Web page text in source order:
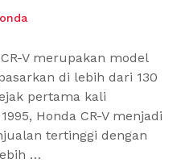
V merupakan model
di lebih dari 130
pertama kali
Honda CR-V menjadi
tertinggi dengan
…